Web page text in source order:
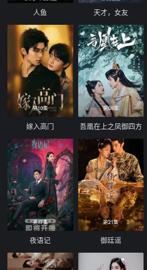
人鱼 天才，女友
第10集
嫁入高门
第08集
吾凰在上之凤御四方
第17集
夜语记
第21集
御廷谣